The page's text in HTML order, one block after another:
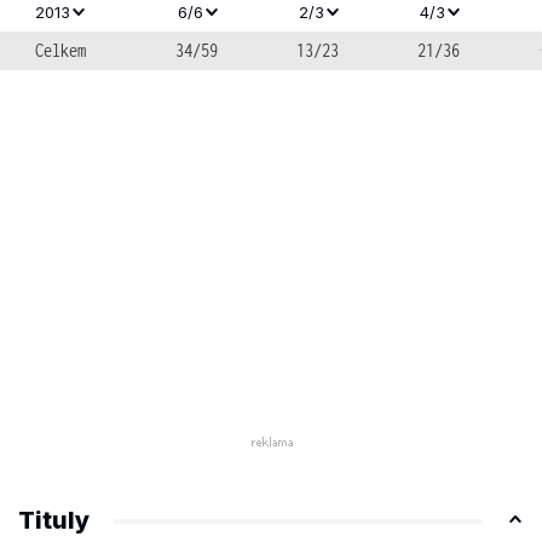
2013
6/6 2/3 4/3
Celkem 34/59 13/23 21/36
Tituly